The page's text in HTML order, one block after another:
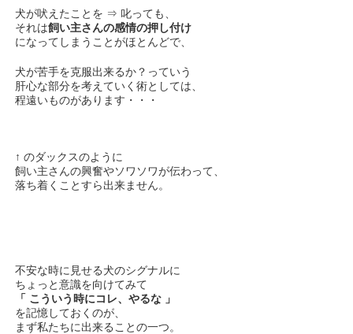
犬が吠えたことを ⇒ 叱っても、
それは飼い主さんの感情の押し付け
になってしまうことがほとんどで、
犬が苦手を克服出来るか？っていう
肝心な部分を考えていく術としては、
程遠いものがあります・・・
↑ のダックスのように
飼い主さんの興奮やソワソワが伝わって、
落ち着くことすら出来ません。
不安な時に見せる犬のシグナルに
ちょっと意識を向けてみて
「 こういう時にコレ、やるな 」
を記憶しておくのが、
まず私たちに出来ることの一つ。